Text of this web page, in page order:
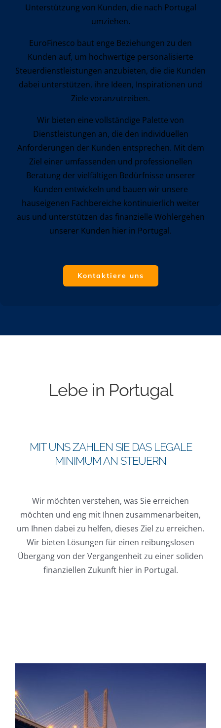
Unterstützung von Kunden, die nach Portugal
umziehen.
EuroFinesco baut enge Beziehungen zu den
Kunden auf, um hochwertige personalisierte
Steuerdienstleistungen anzubieten, die die Kunden
dabei unterstützen, ihre Ideen, Inspirationen und
Ziele voranzutreiben.
Wir bieten eine vollständige Palette von
Dienstleistungen an, die den individuellen
Anforderungen der Kunden entsprechen. Mit dem
Ziel einer umfassenden und professionellen
Beratung der vielfältigen Bedürfnisse unserer
Kunden entwickeln und bauen wir unsere
hauseigenen Fachbereiche kontinuierlich weiter
aus und unterstützen das finanzielle Wohlergehen
unserer Kunden hier in Portugal.
Kontaktiere uns
Lebe in Portugal
MIT UNS ZAHLEN SIE DAS LEGALE
MINIMUM AN STEUERN
Wir möchten verstehen, was Sie erreichen
möchten und eng mit Ihnen zusammenarbeiten,
um Ihnen dabei zu helfen, dieses Ziel zu erreichen.
Wir bieten Lösungen für einen reibungslosen
Übergang von der Vergangenheit zu einer soliden
finanziellen Zukunft hier in Portugal.